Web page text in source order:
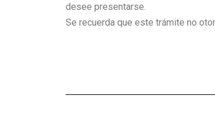
desee presentarse.
Se recuerda que este trámite no